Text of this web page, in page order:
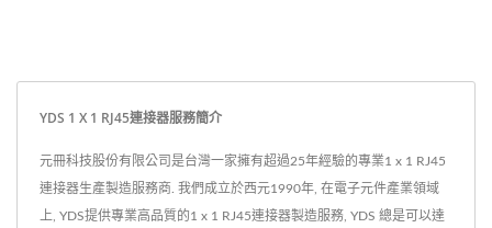
YDS 1 X 1 RJ45連接器服務簡介
元冊科技股份有限公司是台灣一家擁有超過25年經驗的專業1 x 1 RJ45
連接器生產製造服務商. 我們成立於西元1990年, 在電子元件產業領域
上, YDS提供專業高品質的1 x 1 RJ45連接器製造服務, YDS 總是可以達